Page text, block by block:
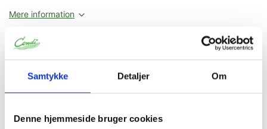
Samtykke Detaljer Om
Denne hjemmeside bruger cookies
Mere information
Specifikationer
Til fødevarer kun professionel brug.